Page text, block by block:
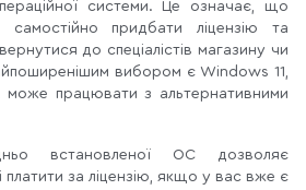
системи. Це означає, що
придбати ліцензію та
до спеціалістів магазину чи
вибором є Windows 11,
працювати з альтернативними
встановленої ОС дозволяє
платити за ліцензію, якщо у вас вже є